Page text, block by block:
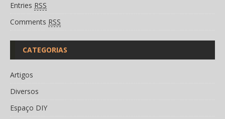
Entries RSS
Comments RSS
CATEGORIAS
Artigos
Diversos
Espaço DIY